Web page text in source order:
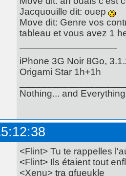
Jacquouille dit: ouep
Move dit: Genre vos
tableau et vous avez 1
iPhone 3G Noir 8Go,
Origami Star 1h+1h
Nothing... and
<Flint> Tu te rappelles
<Flint> Ils étaient tout
<Xenu> tra gfueukle